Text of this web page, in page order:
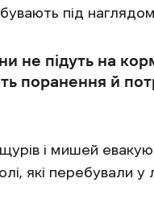
під
не підуть на
поранення й
і мишей
які перебували у